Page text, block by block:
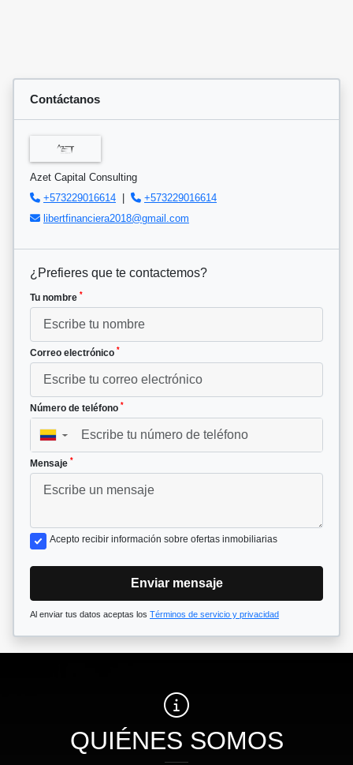
Contáctanos
Azet Capital Consulting
+573229016614 |
+573229016614
libertfinanciera2018@gmail.com
¿Prefieres que te contactemos?
Tu nombre *
Correo electrónico *
Número de teléfono *
▼
Mensaje *
Acepto recibir información sobre ofertas inmobiliarias
Enviar mensaje
Al enviar tus datos aceptas los Términos de servicio y privacidad
QUIÉNES SOMOS